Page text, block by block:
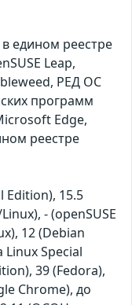
едином реестре
Leap,
РЕД ОС
программ
Edge,
реестре
Edition), 15.5
- (openSUSE
12 (Debian
Linux Special
39 (Fedora),
Chrome), до